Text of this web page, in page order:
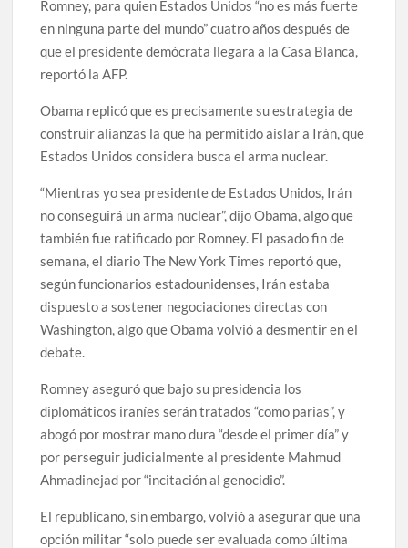
Romney, para quien Estados Unidos “no es más fuerte
en ninguna parte del mundo” cuatro años después de
que el presidente demócrata llegara a la Casa Blanca,
reportó la AFP.
Obama replicó que es precisamente su estrategia de
construir alianzas la que ha permitido aislar a Irán, que
Estados Unidos considera busca el arma nuclear.
“Mientras yo sea presidente de Estados Unidos, Irán
no conseguirá un arma nuclear”, dijo Obama, algo que
también fue ratificado por Romney. El pasado fin de
semana, el diario The New York Times reportó que,
según funcionarios estadounidenses, Irán estaba
dispuesto a sostener negociaciones directas con
Washington, algo que Obama volvió a desmentir en el
debate.
Romney aseguró que bajo su presidencia los
diplomáticos iraníes serán tratados “como parias”, y
abogó por mostrar mano dura “desde el primer día” y
por perseguir judicialmente al presidente Mahmud
Ahmadinejad por “incitación al genocidio”.
El republicano, sin embargo, volvió a asegurar que una
opción militar “solo puede ser evaluada como última